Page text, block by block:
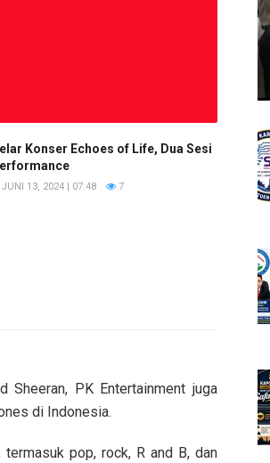
Konser Echoes of Life, Dua Sesi
13, 2024 | 07:48 7
Sheeran, PK Entertainment juga
di Indonesia.
pop, rock, R and B, dan